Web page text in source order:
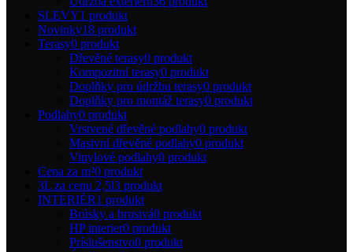
SLEVY1 produkt
Novinky18 produkt
Terasy0 produkt
Dřevěné terasy0 produkt
Kompozitní terasy0 produkt
Doplňky pro údržbu terasy0 produkt
Doplňky pro montáž terasy0 produkt
Podlahy0 produkt
Vrstvené dřevěné podlahy0 produkt
Masivní dřevěné podlahy0 produkt
Vinylové podlahy0 produkt
Cena za m²0 produkt
3L za cenu 2,5l3 produkt
INTERIÉR1 produkt
Brúsky a brusivá0 produkt
HP interier0 produkt
Príslušenstvo0 produkt